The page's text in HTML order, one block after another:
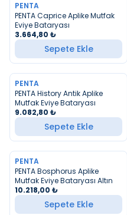
YENI
PENTA
PENTA Caprice Aplike Mutfak
Eviye Bataryası
3.664,80 ₺
Sepete Ekle
YENI
PENTA
PENTA History Antik Aplike
Mutfak Eviye Bataryası
9.082,80 ₺
Sepete Ekle
YENI
PENTA
PENTA Bosphorus Aplike
Mutfak Eviye Bataryası Altın
10.218,00 ₺
Sepete Ekle